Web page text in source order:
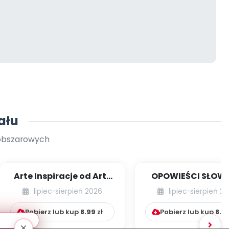
Arte Inspiracje od Art-
Teacherka [cz. 1]
lipiec-sierpień 2026
Pobierz lub kup 8.99 zł
OPOWIEŚCI
RUCHOWE NA
lipiec-sierpień
Pobierz lub kup